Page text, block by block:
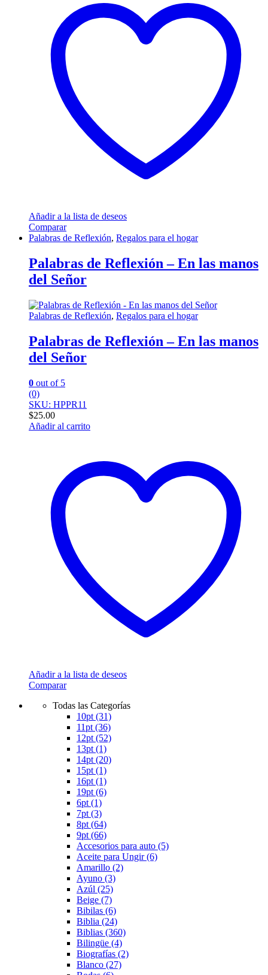
Añadir a la lista de deseos
Comparar
Palabras de Reflexión, Regalos para el hogar
Palabras de Reflexión – En las manos
del Señor
Palabras de Reflexión, Regalos para el hogar
Palabras de Reflexión – En las manos
del Señor
0 out of 5
(0)
SKU: HPPR11
$25.00
Añadir al carrito
Añadir a la lista de deseos
Comparar
Todas las Categorías
10pt (31)
11pt (36)
12pt (52)
13pt (1)
14pt (20)
15pt (1)
16pt (1)
19pt (6)
6pt (1)
7pt (3)
8pt (64)
9pt (66)
Accesorios para auto (5)
Aceite para Ungir(6)
Amarillo (2)
Ayuno (3)
Azúl (25)
Beige (7)
Bibilas (6)
Biblia (24)
Biblias (360)
Bilingüe (4)
Biografías (2)
Blanco (27)